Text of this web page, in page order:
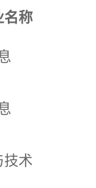
名称
技术